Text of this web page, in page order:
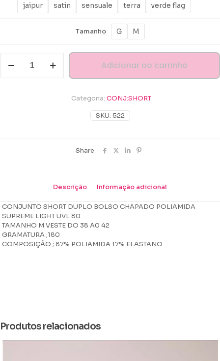
jaipur
satin sensuale terra verde flag
Tamanho G M
SHORT
Adicionar ao carrinho
SKU: 522
Categoria: CONJ:SHORT
Share
Descrição Informação adicional
CONJUNTO SHORT DUPLO BOLSO CHAPADO POLIAMIDA
SUPREME LIGHT UVL 80
TAMANHO M VESTE DO 38 A0 42
GRAMATURA ;180
COMPOSIÇÃO ; 87% POLIAMIDA 17% ELASTANO
Cor
Azul, beu blue, Branco, Chumbo, florence, Laranja, lilas, Lucy, Preto,
Produtos relacionados